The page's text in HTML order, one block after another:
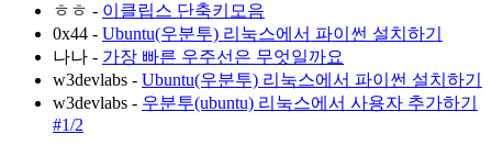
ㅎㅎ - 이클립스 단축키모음
0x44 - Ubuntu(우분투) 리눅스에서 파이썬 설치하기
나나 - 가장 빠른 우주선은 무엇일까요
w3devlabs - Ubuntu(우분투) 리눅스에서 파이썬 설치하기
w3devlabs - 우분투(ubuntu) 리눅스에서 사용자 추가하기
#1/2